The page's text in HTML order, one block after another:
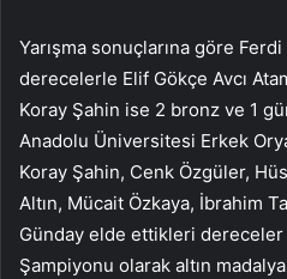
Yarışma sonuçlarına göre
derecelerle Elif Gökçe Avcı
Koray Şahin ise 2 bronz ve 1
Anadolu Üniversitesi Erkek
Koray Şahin, Cenk Özgüler,
Altın, Mücait Özkaya, İbrahim
Günday elde ettikleri dereceler
Şampiyonu olarak altın